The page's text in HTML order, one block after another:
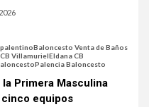
Baloncesto Venta de Baños
CB VillamurielEldana CB
Palencia Baloncesto
la Primera Masculina
cinco equipos